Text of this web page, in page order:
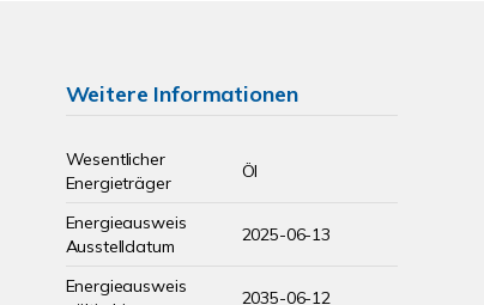
Weitere Informationen
Wesentlicher
Energieträger
Öl
Energieausweis
Ausstelldatum
2025-06-13
Energieausweis
2035-06-12